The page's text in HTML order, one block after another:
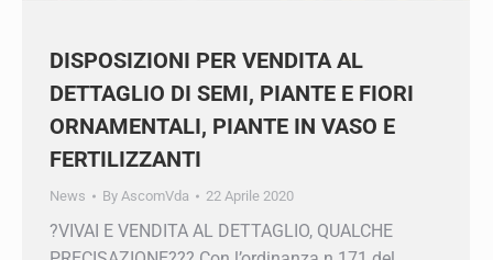
DISPOSIZIONI PER VENDITA AL
DETTAGLIO DI SEMI, PIANTE E FIORI
ORNAMENTALI, PIANTE IN VASO E
FERTILIZZANTI
?VIVAI E VENDITA AL DETTAGLIO, QUALCHE
PRECISAZIONE??‍? Con l’ordinanza n.171 del